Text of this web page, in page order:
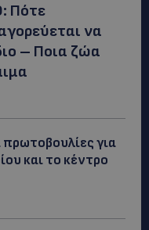
Πότε
να
– Ποια ζώα
για
και το κέντρο